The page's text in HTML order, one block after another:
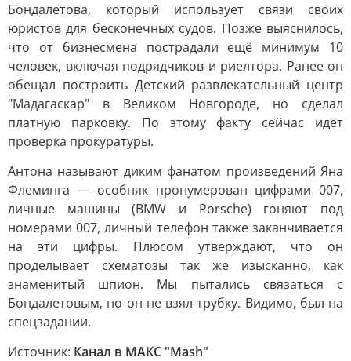
Бондалетова, который использует связи своих
юристов для бесконечных судов. Позже выяснилось,
что от бизнесмена пострадали ещё минимум 10
человек, включая подрядчиков и риелтора. Ранее он
обещал построить Детский развлекательный центр
"Мадагаскар" в Великом Новгороде, но сделал
платную парковку. По этому факту сейчас идёт
проверка прокуратуры.
Антона называют диким фанатом произведений Яна
Флеминга — особняк пронумерован цифрами 007,
личные машины (BMW и Porsche) гоняют под
номерами 007, личный телефон также заканчивается
на эти цифры. Плюсом утверждают, что он
проделывает схематозы так же изысканно, как
знаменитый шпион. Мы пытались связаться с
Бондалетовым, но он не взял трубку. Видимо, был на
спецзадании.
Источник: Канал в МАКС "Mash"